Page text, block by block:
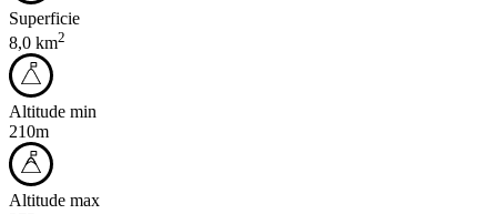
Superficie
8,0 km2
Altitude min
210m
Altitude max